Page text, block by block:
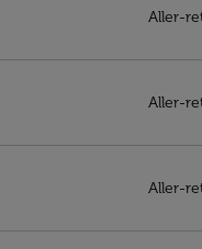
Aller-
Aller-
Aller-